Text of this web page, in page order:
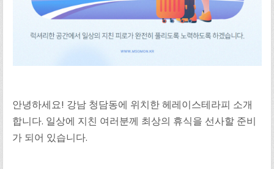
안녕하세요! 강남 청담동에 위치한 헤레이스테라피 소개
합니다. 일상에 지친 여러분께 최상의 휴식을 선사할 준비
가 되어 있습니다.